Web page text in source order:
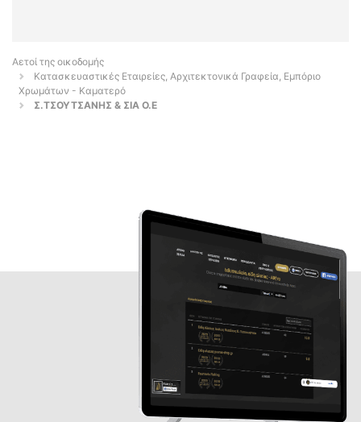
Αετοί της οικοδομής
Κατασκευαστικές Εταιρείες, Αρχιτεκτονικά Γραφεία, Εμπόριο
Χρωμάτων - Καματερό
Σ.ΤΣΟΥΤΣΑΝΗΣ & ΣΙΑ Ο.Ε